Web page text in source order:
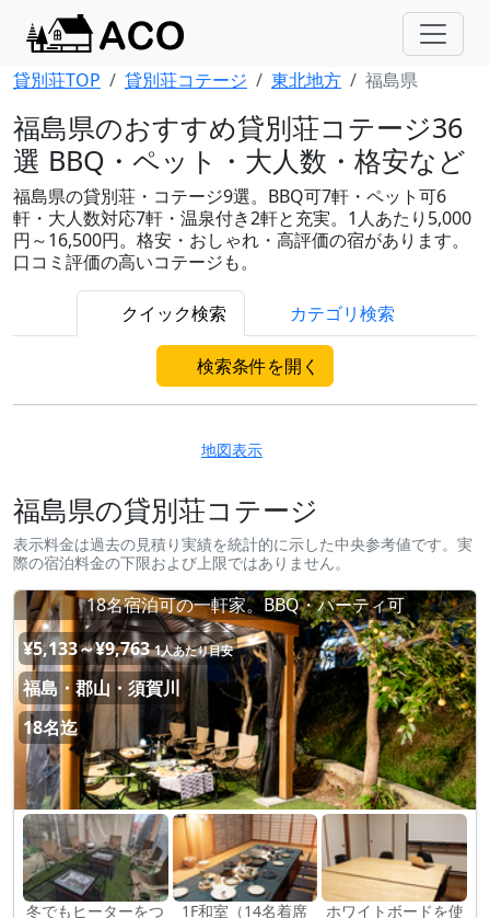
貸別荘TOP 貸別荘コテージ 東北地方 福島県
福島県のおすすめ貸別荘コテージ36
選 BBQ・ペット・大人数・格安など
福島県の貸別荘・コテージ9選。BBQ可7軒・ペット可6
軒・大人数対応7軒・温泉付き2軒と充実。1人あたり5,000
円～16,500円。格安・おしゃれ・高評価の宿があります。
口コミ評価の高いコテージも。
クイック検索 カテゴリ検索
検索条件を開く
地図表示
福島県の貸別荘コテージ
表示料金は過去の見積り実績を統計的に示した中央参考値です。実
際の宿泊料金の下限および上限ではありません。
18名宿泊可の一軒家。BBQ・パーティ可
¥5,133～¥9,763 1人あたり目安
福島・郡山・須賀川
18名迄
冬でもヒーターをつ
1F和室（14名着席
ホワイトボードを使